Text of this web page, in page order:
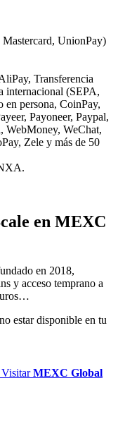
UnionPay)
Transferencia
internacional (SEPA,
persona, CoinPay,
Payoneer, Paypal,
WeChat,
Zele y más de 50
en MEXC
en 2018,
y acceso temprano a
estar disponible en tu
VisitarMEXC Global